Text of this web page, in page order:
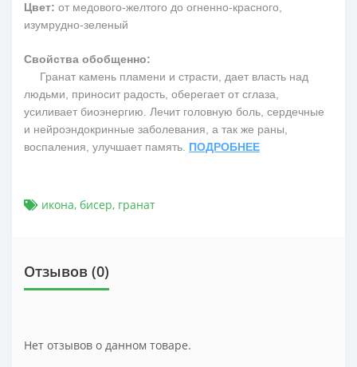
Цвет: от медового-желтого до огненно-красного,
изумрудно-зеленый
Свойства обобщенно:
Гранат камень пламени и страсти, дает власть над
людьми, приносит радость, оберегает от сглаза,
усиливает биоэнергию. Лечит головную боль, сердечные
и нейроэндокринные заболевания, а так же раны,
воспаления, улучшает память. ПОДРОБНЕЕ
икона, бисер, гранат
Отзывов (0)
Нет отзывов о данном товаре.